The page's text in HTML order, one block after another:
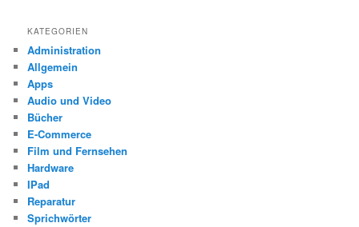
KATEGORIEN
Administration
Allgemein
Apps
Audio und Video
Bücher
E-Commerce
Film und Fernsehen
Hardware
IPad
Reparatur
Sprichwörter